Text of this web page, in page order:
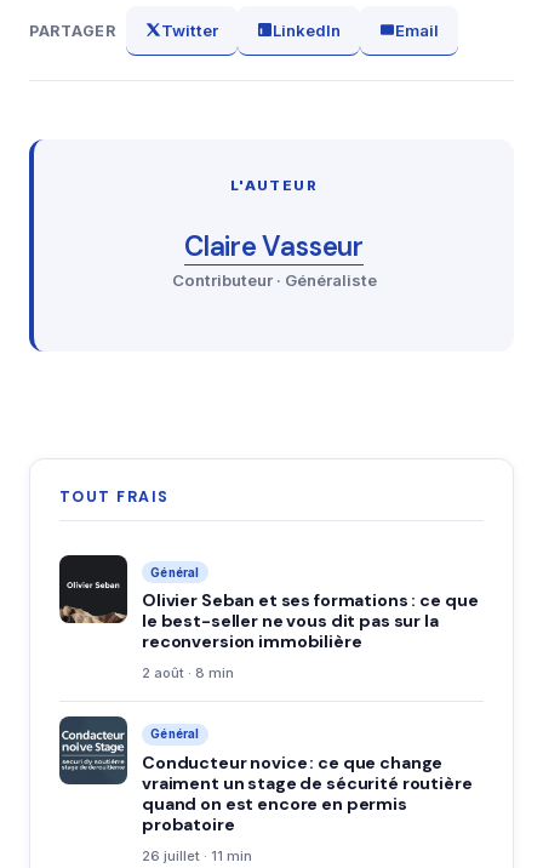
PARTAGER Twitter LinkedIn Email
L'AUTEUR
Claire Vasseur
Contributeur · Généraliste
TOUT FRAIS
Général
Olivier Seban et ses formations : ce que
le best-seller ne vous dit pas sur la
reconversion immobilière
2 août · 8 min
Général
Conducteur novice : ce que change
vraiment un stage de sécurité routière
quand on est encore en permis
probatoire
26 juillet · 11 min